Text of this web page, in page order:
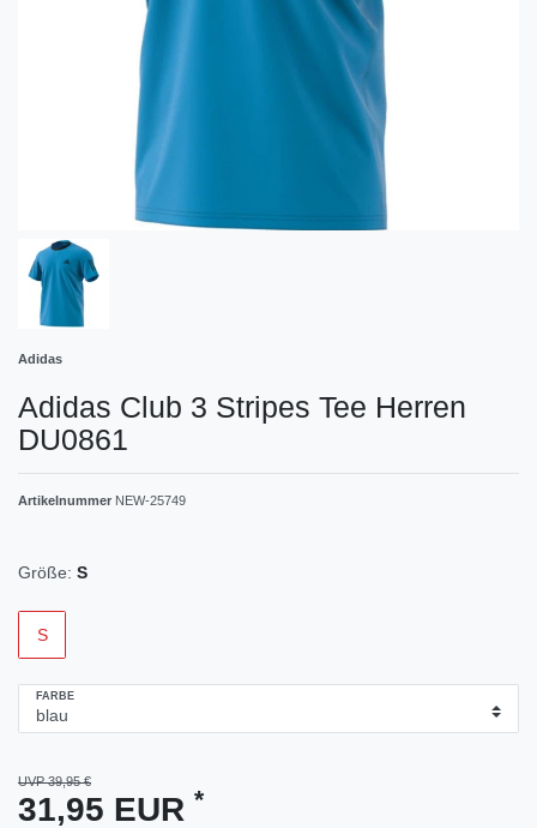
Adidas
Adidas Club 3 Stripes Tee Herren
DU0861
Artikelnummer NEW-25749
Größe: S
S
FARBE
UVP 39,95 €
31,95 EUR *